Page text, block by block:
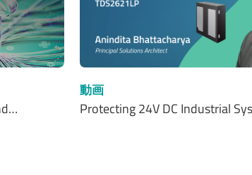
動画
Protecting 24V DC Industrial